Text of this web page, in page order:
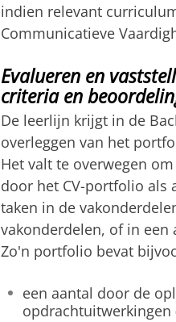
indien relevant
Communicatieve
Evalueren en
criteria en
De leerlijn krijgt in de
overleggen van het
Het valt te overwegen
door het CV-portfolio als
taken in de
vakonderdelen, of in
Zo'n portfolio bevat
een aantal door de
opdrachtuitwerkingen